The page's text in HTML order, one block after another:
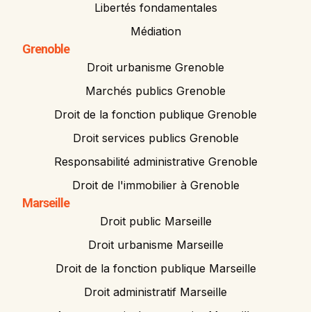
Libertés fondamentales
Médiation
Grenoble
Droit urbanisme Grenoble
Marchés publics Grenoble
Droit de la fonction publique Grenoble
Droit services publics Grenoble
Responsabilité administrative Grenoble
Droit de l'immobilier à Grenoble
Marseille
Droit public Marseille
Droit urbanisme Marseille
Droit de la fonction publique Marseille
Droit administratif Marseille